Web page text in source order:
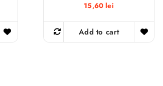
15,60lei
Add to cart